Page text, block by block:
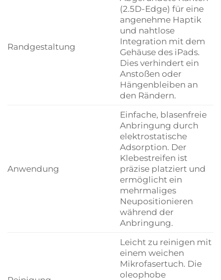
Randgestaltung
(2.5D-Edge) für eine
angenehme Haptik
und nahtlose
Integration mit dem
Gehäuse des iPads.
Dies verhindert ein
Anstoßen oder
Hängenbleiben an
den Rändern.
Anwendung
Einfache, blasenfreie
Anbringung durch
elektrostatische
Adsorption. Der
Klebestreifen ist
präzise platziert und
ermöglicht ein
mehrmaliges
Neupositionieren
während der
Anbringung.
Leicht zu reinigen mit
einem weichen
Mikrofasertuch. Die
oleophobe